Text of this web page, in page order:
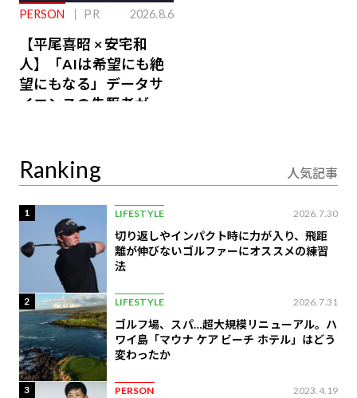
PERSON PR 2026.8.6
【平尾喜昭 × 安宅和
人】「AIは希望にも絶
望にもなる」データサ
イエンスの先駆者が語
Ranking 人気記事
1 LIFESTYLE 2026.7.30
切り返しやインパクト時に力が入り、飛距
離が伸びないゴルファーにオススメの練習
法
2 LIFESTYLE 2026.7.31
ゴルフ場、スパ…超大規模リニューアル。ハ
ワイ島「マウナ ケア ビーチ ホテル」はどう
変わったか
3 PERSON 2023.4.19